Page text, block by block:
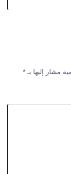
مشار إليها بـ *